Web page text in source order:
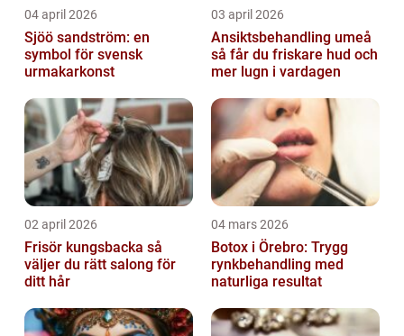
04 april 2026
Sjöö sandström: en
symbol för svensk
urmakarkonst
03 april 2026
Ansiktsbehandling umeå
så får du friskare hud och
mer lugn i vardagen
02 april 2026
Frisör kungsbacka så
väljer du rätt salong för
ditt hår
04 mars 2026
Botox i Örebro: Trygg
rynkbehandling med
naturliga resultat